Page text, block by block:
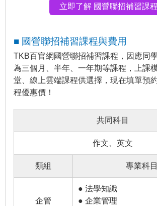
立即了解 國營聯招補習課程
■ 國營聯招補習課程與費用
TKB百官網國營聯招補習課程，因應同
為三個月、半年、一年期等課程，上課
堂、線上雲端課程供選擇，現在填單預
程優惠價！
共同科目
作文、英文
類組 專業科目
企管
● 法學知識
● 企業管理